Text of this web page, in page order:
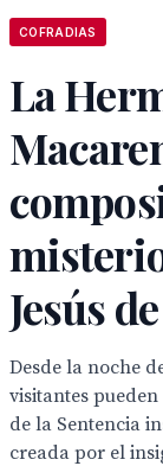
COFRADIAS
La
Jesús
Desde la noche
visitantes
de la Sentencia
creada por el